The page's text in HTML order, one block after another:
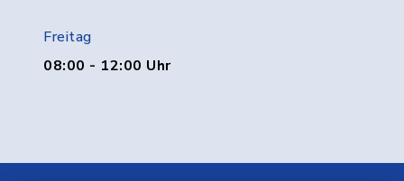
Freitag
08:00 - 12:00 Uhr